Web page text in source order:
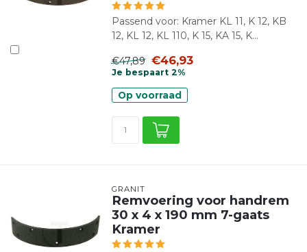
Passend voor: Kramer KL 11, K 12, KB
12, KL 12, KL 110, K 15, KA 15, K...
€47,89 €46,93
Je bespaart 2%
Op voorraad
GRANIT
Remvoering voor handrem
30 x 4 x 190 mm 7-gaats
Kramer